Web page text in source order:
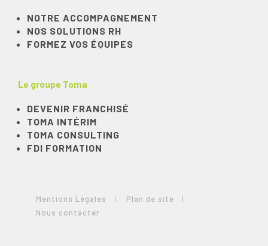
NOTRE ACCOMPAGNEMENT
NOS SOLUTIONS RH
FORMEZ VOS ÉQUIPES
Le groupe Toma
DEVENIR FRANCHISÉ
TOMA INTÉRIM
TOMA CONSULTING
FDI FORMATION
Mentions Légales
Plan de site
Nous contacter